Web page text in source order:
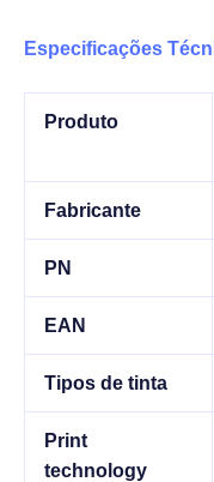
Especificações
Produto
Fabricante
PN
EAN
Tipos de tinta
Print
technology